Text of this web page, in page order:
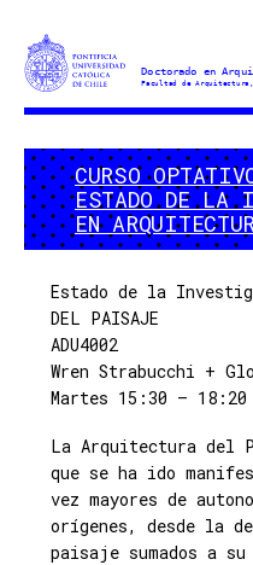
Doctorado
Arquitectura
y
Estudios
Urbanos
CURSO
ESTADO DE LA
EN
Estado de la
DEL PAISAJE
ADU4002
Wren Strabucchi +
Martes 15:30 – 18:20
La Arquitectura del
que se ha ido
vez mayores de
orígenes, desde la
paisaje sumados a